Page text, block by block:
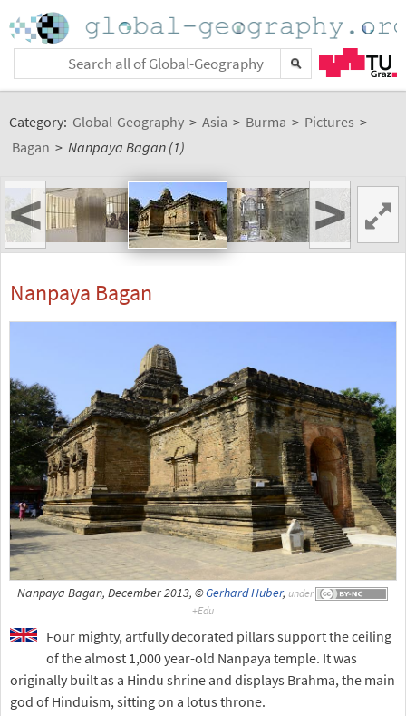
Category: Global-Geography > Asia > Burma > Pictures >
Bagan > Nanpaya Bagan (1)
< >
Nanpaya Bagan
Nanpaya Bagan, December 2013, ©Gerhard Huber, under
Four mighty, artfully decorated pillars support the ceiling
of the almost 1,000 year-old Nanpaya temple. It was
originally built as a Hindu shrine and displays Brahma, the main
god of Hinduism, sitting on a lotus throne.